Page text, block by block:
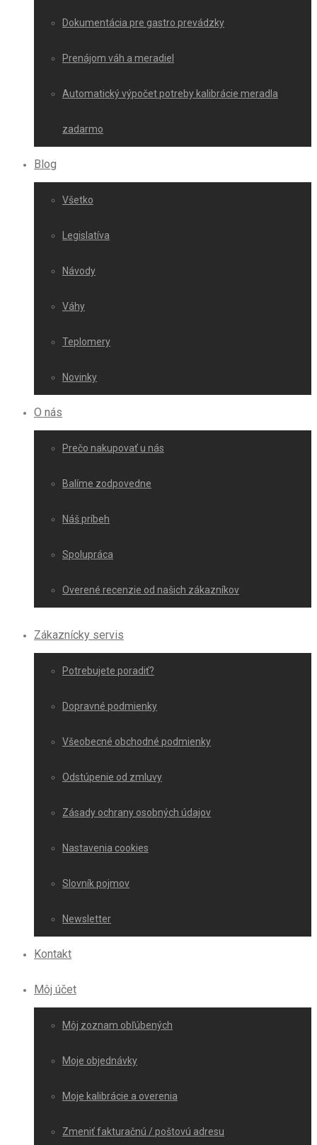
Dokumentácia pre gastro prevádzky
Prenájom váh a meradiel
Automatický výpočet potreby kalibrácie meradla
zadarmo
Blog
Všetko
Legislatíva
Návody
Váhy
Teplomery
Novinky
O nás
Prečo nakupovať u nás
Balíme zodpovedne
Náš príbeh
Spolupráca
Overené recenzie od našich zákazníkov
Zákaznícky servis
Potrebujete poradiť?
Dopravné podmienky
Všeobecné obchodné podmienky
Odstúpenie od zmluvy
Zásady ochrany osobných údajov
Nastavenia cookies
Slovník pojmov
Newsletter
Kontakt
Môj účet
Môj zoznam obľúbených
Moje objednávky
Moje kalibrácie a overenia
Zmeniť fakturačnú / poštovú adresu